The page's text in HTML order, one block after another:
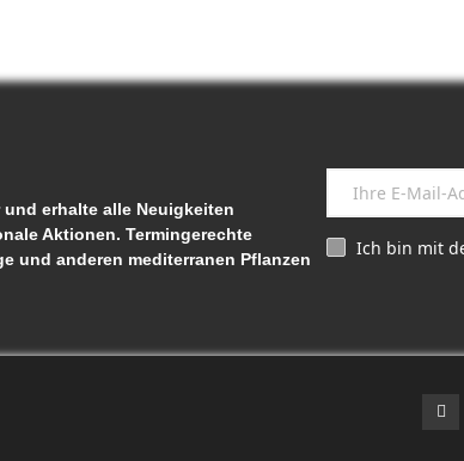
erhalte alle Neuigkeiten
Aktionen. Termingerechte
und anderen mediterranen Pflanzen
Ich bin mit